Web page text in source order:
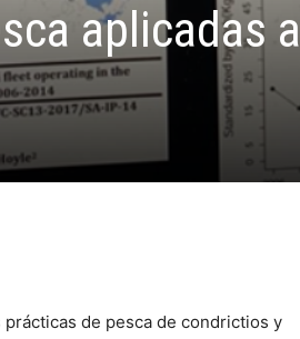
aplicadas a
de pesca de condrictios y